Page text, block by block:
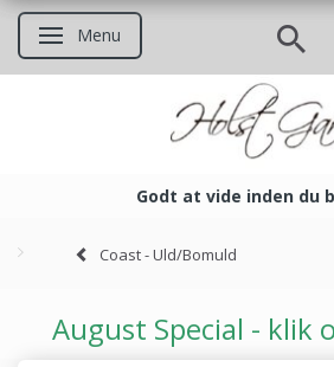
Skifte navigation
Menu
Godt at vide inden du
Coast - Uld/Bomuld
August Special - klik